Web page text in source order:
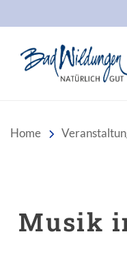
Home
Musik